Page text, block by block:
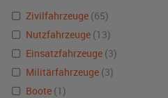
Zivilfahrzeuge (65)
Nutzfahrzeuge (13)
Einsatzfahrzeuge (3)
Militärfahrzeuge (3)
Boote (1)